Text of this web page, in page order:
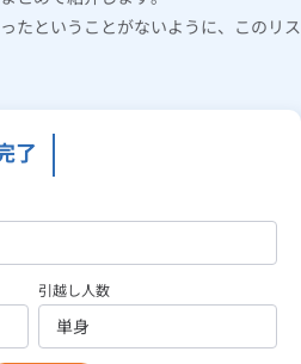
ーション
見積り依頼
お客さま 企業情報
たということがないように、このリス
了
引越し人数